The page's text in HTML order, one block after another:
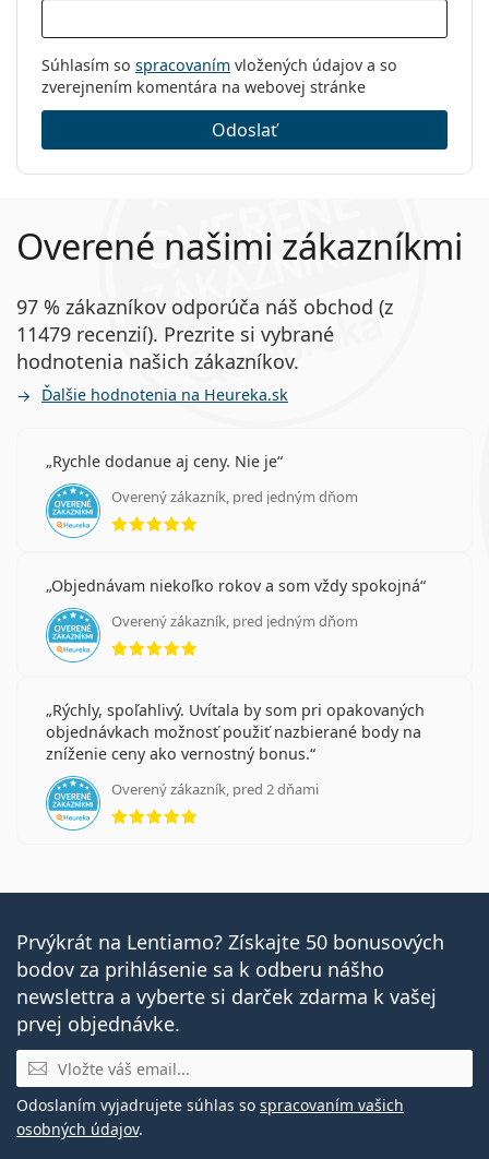
Súhlasím so spracovaním vložených údajov a so
zverejnením komentára na webovej stránke
Odoslať
Overené našimi zákazníkmi
97 % zákazníkov odporúča náš obchod (z
11479 recenzií). Prezrite si vybrané
hodnotenia našich zákazníkov.
Ďalšie hodnotenia na Heureka.sk
Rychle dodanue aj ceny. Nie je
Overený zákazník, pred jedným dňom
hodnotenie 5 z 5
Objednávam niekoľko rokov a som vždy spokojná
Overený zákazník, pred jedným dňom
hodnotenie 5 z 5
Rýchly, spoľahlivý. Uvítala by som pri opakovaných
objednávkach možnosť použiť nazbierané body na
zníženie ceny ako vernostný bonus.
Overený zákazník, pred 2 dňami
hodnotenie 5 z 5
Prvýkrát na Lentiamo? Získajte 50 bonusových
bodov za prihlásenie sa k odberu nášho
newslettra a vyberte si darček zdarma k vašej
prvej objednávke.
E-mail
Odoslaním vyjadrujete súhlas so spracovaním vašich
osobných údajov.